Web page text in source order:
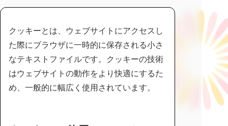
クッキーとは、ウェブサイトにアクセスし
た際にブラウザに一時的に保存される小さ
なテキストファイルです。クッキーの技術
はウェブサイトの動作をより快適にするた
め、一般的に幅広く使用されています。